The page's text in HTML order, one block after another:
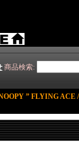
商品検索:
” FLYING